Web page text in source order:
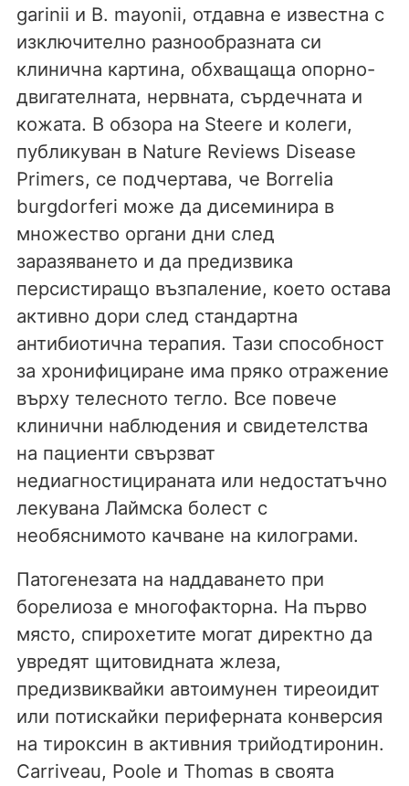
garinii и B. mayonii, отдавна е известна с
изключително разнообразната си
клинична картина, обхващаща опорно-
двигателната, нервната, сърдечната и
кожата. В обзора на Steere и колеги,
публикуван в Nature Reviews Disease
Primers, се подчертава, че Borrelia
burgdorferi може да дисеминира в
множество органи дни след
заразяването и да предизвика
персистиращо възпаление, което остава
активно дори след стандартна
антибиотична терапия. Тази способност
за хронифициране има пряко отражение
върху телесното тегло. Все повече
клинични наблюдения и свидетелства
на пациенти свързват
недиагностицираната или недостатъчно
лекувана Лаймска болест с
необяснимото качване на килограми.
Патогенезата на наддаването при
борелиоза е многофакторна. На първо
място, спирохетите могат директно да
увредят щитовидната жлеза,
предизвиквайки автоимунен тиреоидит
или потискайки периферната конверсия
на тироксин в активния трийодтиронин.
Carriveau, Poole и Thomas в своята